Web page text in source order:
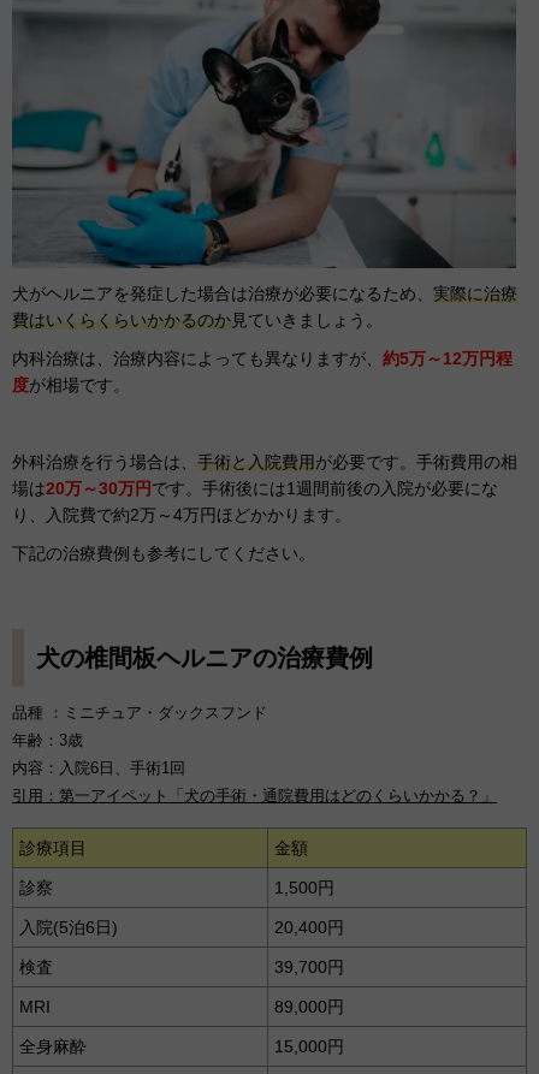
犬がヘルニアを発症した場合は治療が必要になるため、 実際に治療
費はいくらくらいかかるのか見ていきましょう。
内科治療は、治療内容によっても異なりますが、 約5万～12万円程
度が相場です。
外科治療を行う場合は、 手術と入院費用が必要です。手術費用の相
場は20万～30万円です。手術後には1週間前後の入院が必要にな
り、入院費で約2万～4万円ほどかかります。
下記の治療費例も参考にしてください。
犬の椎間板ヘルニアの治療費例
品種 ：ミニチュア・ダックスフンド
年齢：3歳
内容：入院6日、手術1回
引用：第一アイペット「犬の手術・通院費用はどのくらいかかる？」
診療項目 金額
診察 1,500円
入院(5泊6日) 20,400円
検査 39,700円
MRI 89,000円
全身麻酔 15,000円